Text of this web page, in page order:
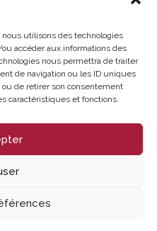
utilisons des technologies
accéder aux informations des
nous permettra de traiter
de navigation ou les ID uniques
de retirer son consentement
caractéristiques et fonctions.
réservés – Réalisé par